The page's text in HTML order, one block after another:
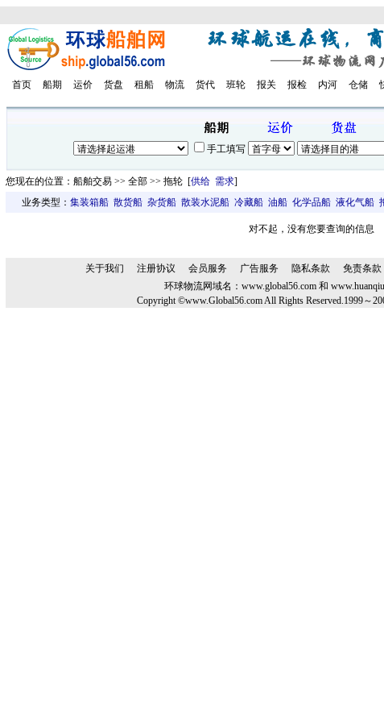
首页 船期 运价 货盘 租船 物流 货代 班轮 报关 报检 内河 仓储
手工填写
您现在的位置：船舶交易 >> 全部 >> 拖轮 [供给 需求]
业务类型： 集装箱船 散货船 杂货船 散装水泥船 冷藏船 油船 化学品船 液化气船
对不起，没有您要查询的信息
关于我们 注册协议 会员服务 广告服务 隐私条款 免责条款
环球物流网域名： www.global56.com 和
Copyright ©www.Global56.com All Rights Reserved.1999～